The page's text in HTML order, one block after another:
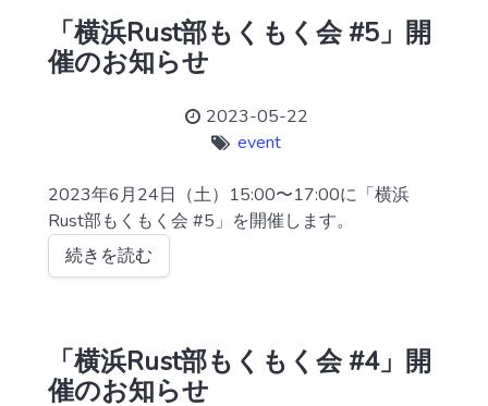
「横浜Rust部もくもく会 #5」開
催のお知らせ
2023-05-22
event
2023年6月24日（土）15:00〜17:00に「横浜
Rust部もくもく会 #5」を開催します。
続きを読む
「横浜Rust部もくもく会 #4」開
催のお知らせ